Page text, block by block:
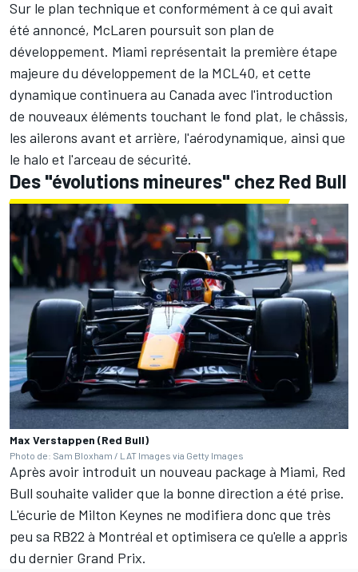
Sur le plan technique et conformément à ce qui avait
été annoncé, McLaren poursuit son plan de
développement. Miami représentait la première étape
majeure du développement de la MCL40, et cette
dynamique continuera au Canada avec l'introduction
de nouveaux éléments touchant le fond plat, le châssis,
les ailerons avant et arrière, l'aérodynamique, ainsi que
le halo et l'arceau de sécurité.
Des "évolutions mineures" chez Red Bull
Max Verstappen (Red Bull)
Photo de: Sam Bloxham / LAT Images via Getty Images
Après avoir introduit un nouveau package à Miami, Red
Bull souhaite valider que la bonne direction a été prise.
L'écurie de Milton Keynes ne modifiera donc que très
peu sa RB22 à Montréal et optimisera ce qu'elle a appris
du dernier Grand Prix.